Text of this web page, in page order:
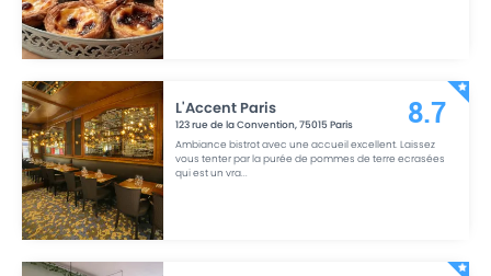
L'Accent Paris
123 rue de la Convention,75015Paris
Ambiance bistrot avec une accueil excellent. Laissez
vous tenter par la purée de pommes de terre ecrasées
qui est un vra...
8.7